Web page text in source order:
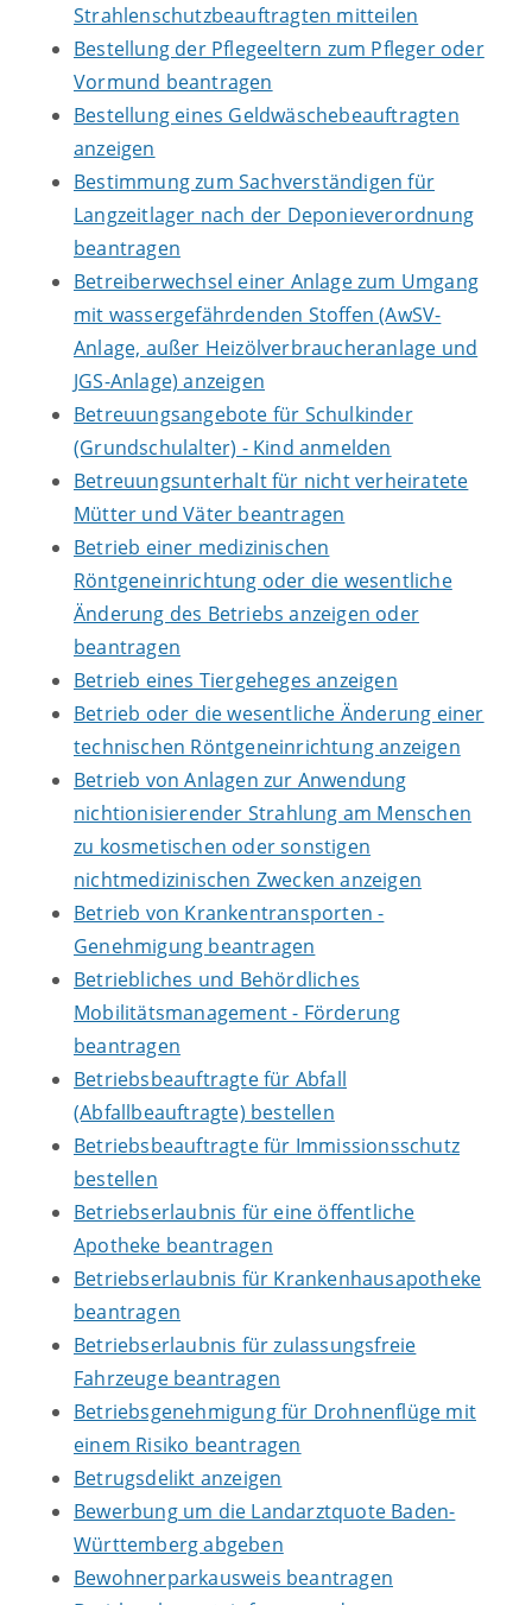
Strahlenschutzbeauftragten mitteilen
Bestellung der Pflegeeltern zum Pfleger oder
Vormund beantragen
Bestellung eines Geldwäschebeauftragten
anzeigen
Bestimmung zum Sachverständigen für
Langzeitlager nach der Deponieverordnung
beantragen
Betreiberwechsel einer Anlage zum Umgang
mit wassergefährdenden Stoffen (AwSV-
Anlage, außer Heizölverbraucheranlage und
JGS-Anlage) anzeigen
Betreuungsangebote für Schulkinder
(Grundschulalter) - Kind anmelden
Betreuungsunterhalt für nicht verheiratete
Mütter und Väter beantragen
Betrieb einer medizinischen
Röntgeneinrichtung oder die wesentliche
Änderung des Betriebs anzeigen oder
beantragen
Betrieb eines Tiergeheges anzeigen
Betrieb oder die wesentliche Änderung einer
technischen Röntgeneinrichtung anzeigen
Betrieb von Anlagen zur Anwendung
nichtionisierender Strahlung am Menschen
zu kosmetischen oder sonstigen
nichtmedizinischen Zwecken anzeigen
Betrieb von Krankentransporten -
Genehmigung beantragen
Betriebliches und Behördliches
Mobilitätsmanagement - Förderung
beantragen
Betriebsbeauftragte für Abfall
(Abfallbeauftragte) bestellen
Betriebsbeauftragte für Immissionsschutz
bestellen
Betriebserlaubnis für eine öffentliche
Apotheke beantragen
Betriebserlaubnis für Krankenhausapotheke
beantragen
Betriebserlaubnis für zulassungsfreie
Fahrzeuge beantragen
Betriebsgenehmigung für Drohnenflüge mit
einem Risiko beantragen
Betrugsdelikt anzeigen
Bewerbung um die Landarztquote Baden-
Württemberg abgeben
Bewohnerparkausweis beantragen